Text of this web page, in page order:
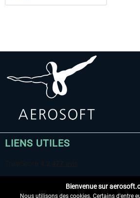
LIENS UTILES
Bienvenue sur
Nous utilisons des cookies. Certains d'entre